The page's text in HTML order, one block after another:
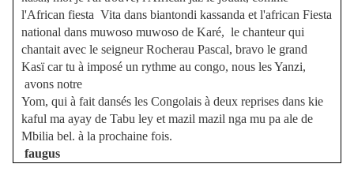
l'African fiesta Vita dans biantondi kassanda et l'african Fiesta
national dans muwoso muwoso de Karé, le chanteur qui
chantait avec le seigneur Rocherau Pascal, bravo le grand
Kasï car tu à imposé un rythme au congo, nous les Yanzi,
avons notre
Yom, qui à fait dansés les Congolais à deux reprises dans kie
kaful ma ayay de Tabu ley et mazil mazil nga mu pa ale de
Mbilia bel. à la prochaine fois.
faugus